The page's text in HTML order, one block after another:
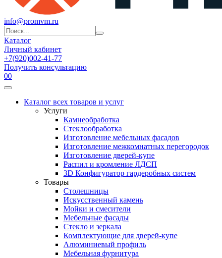
info@promvm.ru
Каталог
Личный кабинет
+7(920)002-41-77
Получить консультацию
00
Каталог всех товаров и услуг
Услуги
Камнеобработка
Стеклообработка
Изготовление мебельных фасадов
Изготовление межкомнатных перегородок
Изготовление дверей-купе
Распил и кромление ЛДСП
3D Конфигуратор гардеробных систем
Товары
Столешницы
Искусственный камень
Мойки и смесители
Мебельные фасады
Стекло и зеркала
Комплектующие для дверей-купе
Алюминиевый профиль
Мебельная фурнитура